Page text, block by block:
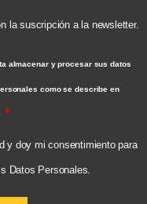
la suscripción a la newsletter.
almacenar y procesar sus datos
como se describe en
y doy mi consentimiento para
Datos Personales.